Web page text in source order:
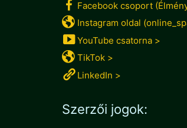
Facebook csoport
Instagram oldal
YouTube csatorna >
TikTok >
LinkedIn >
Szerzői jogok: